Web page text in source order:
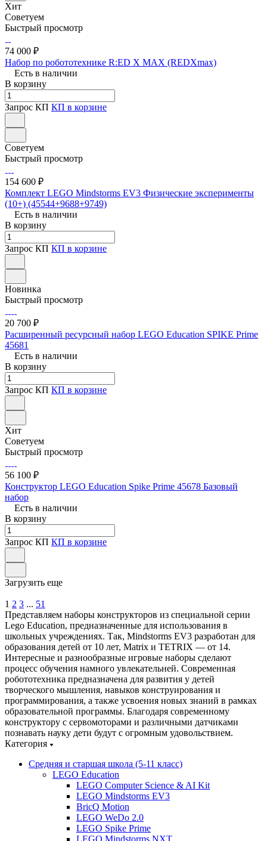
Хит
Советуем
Быстрый просмотр
74 000 ₽
Набор по робототехнике R:ED X MAX (REDXmax)
Есть в наличии
В корзину
Запрос КП КП в корзине
Советуем
Быстрый просмотр
154 600 ₽
Комплект LEGO Mindstorms EV3 Физические эксперименты
(10+) (45544+9688+9749)
Есть в наличии
В корзину
Запрос КП КП в корзине
Новинка
Быстрый просмотр
20 700 ₽
Расширенный ресурсный набор LEGO Education SPIKE Prime
45681
Есть в наличии
В корзину
Запрос КП КП в корзине
Хит
Советуем
Быстрый просмотр
56 100 ₽
Конструктор LEGO Education Spike Prime 45678 Базовый
набор
Есть в наличии
В корзину
Запрос КП КП в корзине
Загрузить еще
1 2 3 ... 51
Представляем наборы конструкторов из специальной серии
Lego Education, предназначенные для использования в
школьных учреждениях. Так, Mindstorms EV3 разработан для
образования детей от 10 лет, Matrix и TETRIX — от 14.
Интересные и разнообразные игровые наборы сделают
процесс обучения намного увлекательней. Современная
робототехника предназначена для развития у детей
творческого мышления, навыков конструирования и
программирования, а также усвоения новых знаний в рамках
образовательной программы. Благодаря современному
конструктору с сервомоторами и различными датчиками
познавать науку дети будут с огромным удовольствием.
Категория
Средняя и старшая школа (5-11 класс)
LEGO Education
LEGO Computer Science & AI Kit
LEGO Mindstorms EV3
BricQ Motion
LEGO WeDo 2.0
LEGO Spike Prime
LEGO Mindstorms NXT